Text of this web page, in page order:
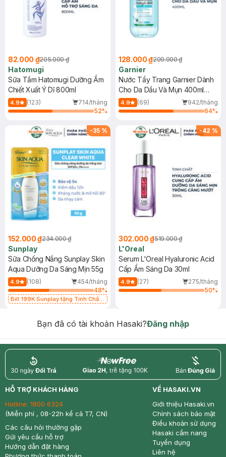
82.000 ₫205.000 ₫
Hatomugi
Sữa Tắm Hatomugi Dưỡng Ẩm
Chiết Xuất Ý Dĩ 800ml
4.9 (123)
714/tháng
52%
128.000 ₫209.000 ₫
Garnier
Nước Tẩy Trang Garnier Dành
Cho Da Dầu Và Mụn 400ml
(Mới)
4.9 (69)
942/tháng
64%
-35 %
152.000 ₫234.000 ₫
Sunplay
Sữa Chống Nắng Sunplay Skin
Aqua Dưỡng Da Sáng Mịn 55g
4.9 (108)
454/tháng
48%
Bill 199K Sunplay tặng Tinh Chất
-42 %
302.000 ₫519.000 ₫
L'Oreal
Serum L'Oreal Hyaluronic Acid
Cấp Ẩm Sáng Da 30ml
4.9 (27)
275/tháng
50%
Bạn đã có tài khoản Hasaki?Đăng nhập
return nowfree price
HỖ TRỢ KHÁCH HÀNG
Hotline: 1800 6324
(Miễn phí , 08-22h kể cả T7, CN)
Các câu hỏi thường gặp
Gửi yêu cầu hỗ trợ
Hướng dẫn đặt hàng
VỀ HASAKI.VN
Giới thiệu Hasaki.vn
Chính sách bảo mật
Điều khoản sử dụng
Hasaki cẩm nang
Tuyển dụng
Liên hệ